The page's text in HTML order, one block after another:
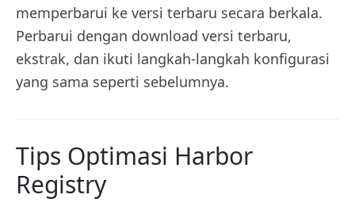
memperbarui ke versi terbaru secara berkala.
Perbarui dengan download versi terbaru,
ekstrak, dan ikuti langkah-langkah konfigurasi
yang sama seperti sebelumnya.
Tips Optimasi Harbor
Registry